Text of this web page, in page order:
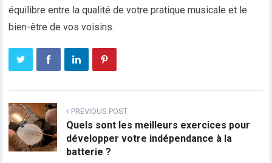
équilibre entre la qualité de votre pratique musicale et le
bien-être de vos voisins.
PREVIOUS POST
Quels sont les meilleurs exercices pour
développer votre indépendance à la
batterie ?